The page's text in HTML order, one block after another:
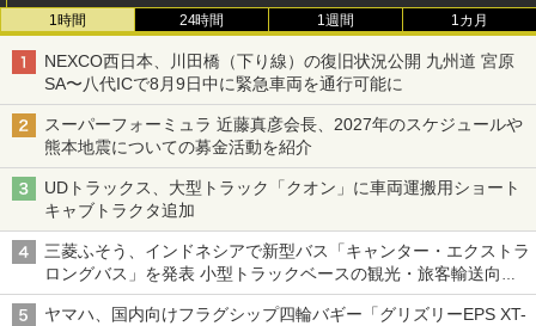
1時間 24時間 1週間 1カ月
NEXCO西日本、川田橋（下り線）の復旧状況公開 九州道 宮原
SA〜八代ICで8月9日中に緊急車両を通行可能に
スーパーフォーミュラ 近藤真彦会長、2027年のスケジュールや
熊本地震についての募金活動を紹介
UDトラックス、大型トラック「クオン」に車両運搬用ショート
キャブトラクタ追加
三菱ふそう、インドネシアで新型バス「キャンター・エクストラ
ロングバス」を発表 小型トラックベースの観光・旅客輸送向け
バス
ヤマハ、国内向けフラグシップ四輪バギー「グリズリーEPS XT-